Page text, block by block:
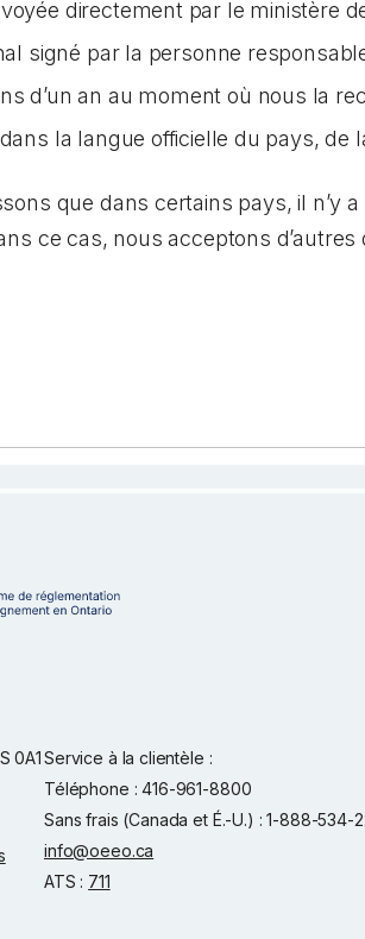
directement par le ministère
signé par la personne
d’un an au moment où nous la
la langue officielle du pays, de
que dans certains pays, il n’y
ce cas, nous acceptons
0A1Service à la clientèle :
Téléphone : 416-961-8800
Sans frais (Canada et É.-U.) : 1-888-534-
info@oeeo.ca
ATS : 711